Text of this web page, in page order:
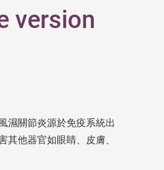
version
濕關節炎源於免疫系統出
他器官如眼睛、皮膚、